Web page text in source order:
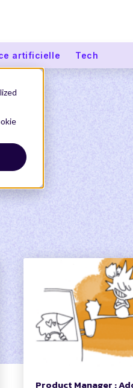
artificielle Tech
Product Manager :